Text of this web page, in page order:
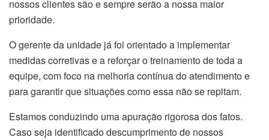
nossos clientes são e sempre serão a nossa maior
prioridade.
O gerente da unidade já foi orientado a implementar
medidas corretivas e a reforçar o treinamento de toda a
equipe, com foco na melhoria contínua do atendimento e
para garantir que situações como essa não se repitam.
Estamos conduzindo uma apuração rigorosa dos fatos.
Caso seja identificado descumprimento de nossos